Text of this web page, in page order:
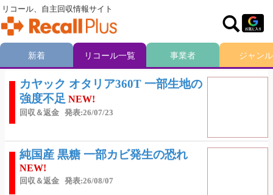
カヤック オタリア360T 一部生地の
強度不足 NEW!
回収＆返金 発表:26/07/23
純国産 黒糖 一部カビ発生の恐れ
NEW!
回収＆返金 発表:26/08/07
リコール、自主回収情報サイト
新着 リコール一覧 事業者 ジャンル